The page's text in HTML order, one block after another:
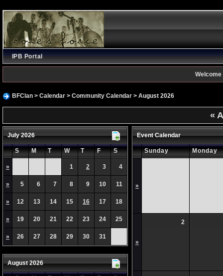
IPB Portal
Welcome
BFClan> Calendar> Community Calendar> August 2026
«
July 2026
S M T W T F S
» 1 2 3 4
» 5 6 7 8 9 10 11
» 12 13 14 15 16 17 18
» 19 20 21 22 23 24 25
» 26 27 28 29 30 31
August 2026
Event Calendar
Sunday Monday
»
»
2